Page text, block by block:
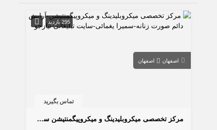
295 بازدید
اصفهان اصفهان
تماس بگیرید
مرکز تخصصی میکروبلیدینگ و میکروپیگمنتیشن سمیرا یغمائی